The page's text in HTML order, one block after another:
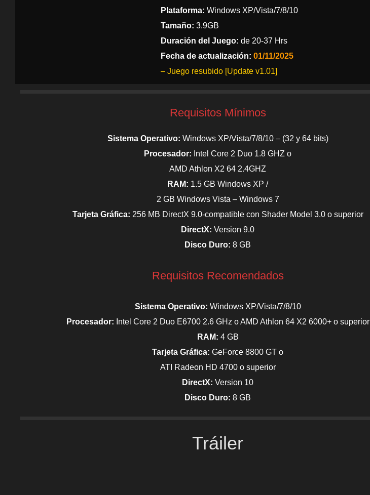
Plataforma: Windows XP/Vista/7/8/10
Tamaño: 3.9GB
Duración del Juego: de 20-37 Hrs
Fecha de actualización:01/11/2025
– Juego resubido [Update v1.01]
Requisitos Mínimos
Sistema Operativo: Windows XP/Vista/7/8/10 – (32 y 64 bits)
Procesador: Intel Core 2 Duo 1.8 GHZ o
AMD Athlon X2 64 2.4GHZ
RAM: 1.5 GB Windows XP /
2 GB Windows Vista – Windows 7
Tarjeta Gráfica: 256 MB DirectX 9.0-compatible con Shader Model 3.0 o superior
DirectX:Version 9.0
Disco Duro:8 GB
Requisitos Recomendados
Sistema Operativo: Windows XP/Vista/7/8/10
Procesador: Intel Core 2 Duo E6700 2.6 GHz o AMD Athlon 64 X2 6000+ o superior
RAM: 4 GB
Tarjeta Gráfica:GeForce 8800 GT o
ATI Radeon HD 4700 o superior
DirectX:Version 10
Disco Duro:8 GB
Tráiler